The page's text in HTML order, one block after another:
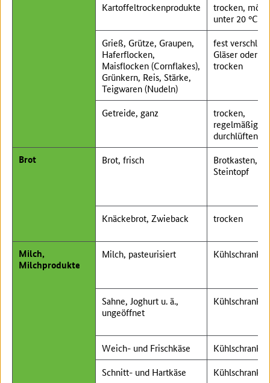
Kartoffeltrockenprodukte
trocken, mögl.
unter 20 °C
Grieß, Grütze, Graupen,
Haferflocken,
Maisflocken (Cornflakes),
Grünkern, Reis, Stärke,
Teigwaren (Nudeln)
fest
Gläser oder
trocken
Getreide, ganz
trocken,
regelmäßig
durchlüften
Brot Brot, frisch
Brotkasten,
Steintopf
Knäckebrot, Zwieback trocken
Milch,
Milchprodukte
Milch, pasteurisiert Kühlschrank
Sahne, Joghurt u. ä.,
ungeöffnet
Kühlschrank
Weich- und Frischkäse
Kühlschrank
Schnitt- und Hartkäse
Kühlschrank